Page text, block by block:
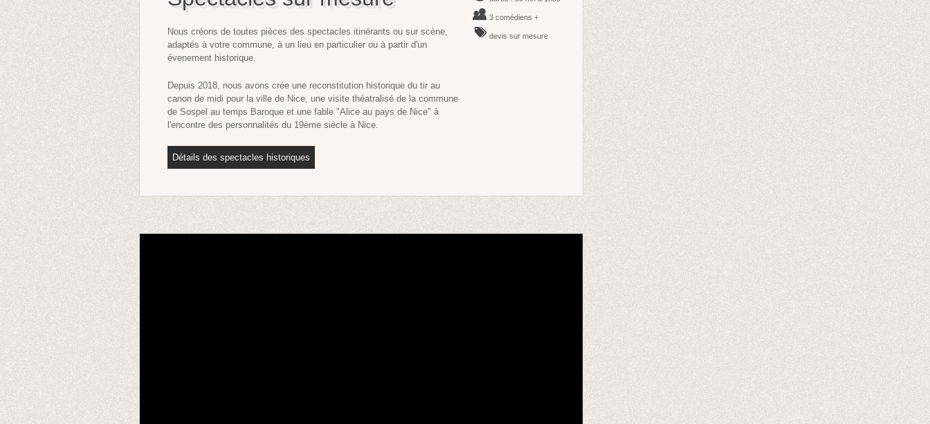
Nous créons de toutes pièces des spectacles itinérants ou sur scène,
adaptés à votre commune, à un lieu en particulier ou à partir d'un
évenement historique.
Depuis 2018, nous avons crée une reconstitution historique du tir au
canon de midi pour la ville de Nice, une visite théatralisé de la commune
de Sospel au temps Baroque et une fable "Alice au pays de Nice" à
l'encontre des personnalités du 19ème siècle à Nice.
Détails des spectacles historiques
3 comédiens +
devis sur mesure